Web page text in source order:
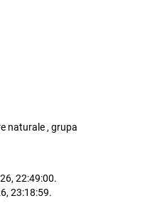
naturale , grupa
22:49:00.
23:18:59.